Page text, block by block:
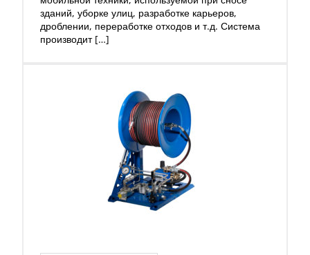
зданий, уборке улиц, разработке карьеров,
дроблении, переработке отходов и т.д. Система
производит […]